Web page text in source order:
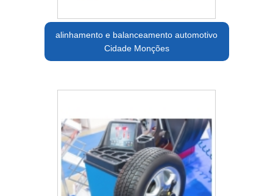
alinhamento e balanceamento automotivo
Cidade Monções